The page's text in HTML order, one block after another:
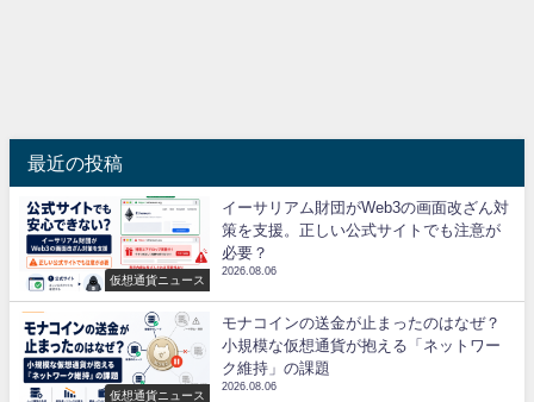
最近の投稿
仮想通貨ニュース
イーサリアム財団がWeb3の画面改ざん対
策を支援。正しい公式サイトでも注意が
必要？
2026.08.06
仮想通貨ニュース
モナコインの送金が止まったのはなぜ？
小規模な仮想通貨が抱える「ネットワー
ク維持」の課題
2026.08.06